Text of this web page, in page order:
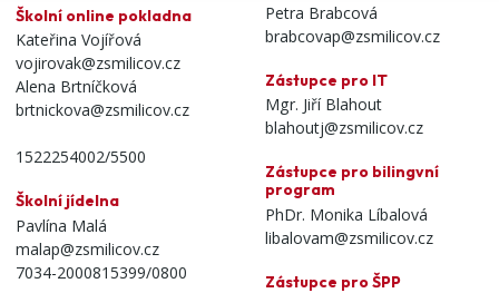
Školní online pokladna
Kateřina Vojířová
vojirovak@zsmilicov.cz
Alena Brtníčková
brtnickova@zsmilicov.cz
1522254002/5500
Školní jídelna
Pavlína Malá
malap@zsmilicov.cz
7034-2000815399/0800
Petra Brabcová
brabcovap@zsmilicov.cz
Zástupce pro IT
Mgr. Jiří Blahout
blahoutj@zsmilicov.cz
Zástupce pro bilingvní
program
PhDr. Monika Líbalová
libalovam@zsmilicov.cz
Zástupce pro ŠPP